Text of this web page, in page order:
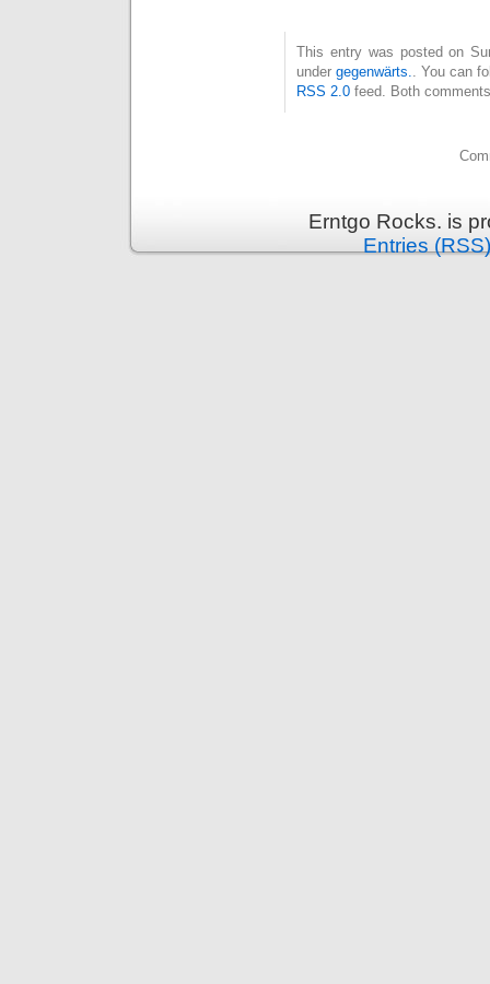
This entry was posted on
under gegenwärts.. You can
RSS 2.0 feed. Both
Erntgo Rocks. is
Entries (RSS)